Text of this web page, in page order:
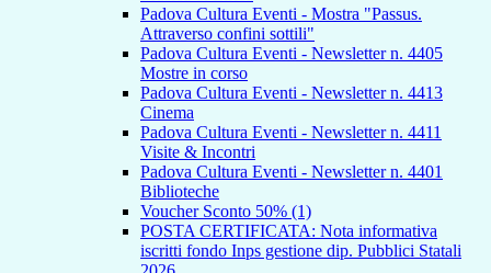
Padova Cultura Eventi - Mostra "Passus.
Attraverso confini sottili"
Padova Cultura Eventi - Newsletter n. 4405
Mostre in corso
Padova Cultura Eventi - Newsletter n. 4413
Cinema
Padova Cultura Eventi - Newsletter n. 4411
Visite & Incontri
Padova Cultura Eventi - Newsletter n. 4401
Biblioteche
Voucher Sconto 50% (1)
POSTA CERTIFICATA: Nota informativa
iscritti fondo Inps gestione dip. Pubblici Statali